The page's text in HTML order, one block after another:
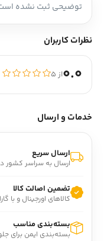
توضیحی ثبت نشده
نظرات کاربران
0.0از ۵
خدمات و ارسال
ارسال سریع
ارسال به سراسر کشور
تضمین اصالت کالا
کالاهای اورجینال و با
بسته‌بندی مناسب
بسته‌بندی ایمن برای